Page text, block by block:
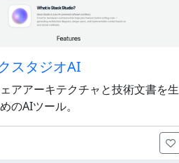
スタジオAI
アアーキテクチャと技術文書を生
のAIツール。